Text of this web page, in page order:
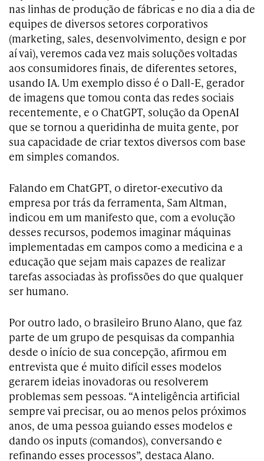
nas linhas de produção de fábricas e no dia a dia de
equipes de diversos setores corporativos
(marketing, sales, desenvolvimento, design e por
aí vai), veremos cada vez mais soluções voltadas
aos consumidores finais, de diferentes setores,
usando IA. Um exemplo disso é o Dall-E, gerador
de imagens que tomou conta das redes sociais
recentemente, e o ChatGPT, solução da OpenAI
que se tornou a queridinha de muita gente, por
sua capacidade de criar textos diversos com base
em simples comandos.
Falando em ChatGPT, o diretor-executivo da
empresa por trás da ferramenta, Sam Altman,
indicou em um manifesto que, com a evolução
desses recursos, podemos imaginar máquinas
implementadas em campos como a medicina e a
educação que sejam mais capazes de realizar
tarefas associadas às profissões do que qualquer
ser humano.
Por outro lado, o brasileiro Bruno Alano, que faz
parte de um grupo de pesquisas da companhia
desde o início de sua concepção, afirmou em
entrevista que é muito difícil esses modelos
gerarem ideias inovadoras ou resolverem
problemas sem pessoas. “A inteligência artificial
sempre vai precisar, ou ao menos pelos próximos
anos, de uma pessoa guiando esses modelos e
dando os inputs (comandos), conversando e
refinando esses processos”, destaca Alano.